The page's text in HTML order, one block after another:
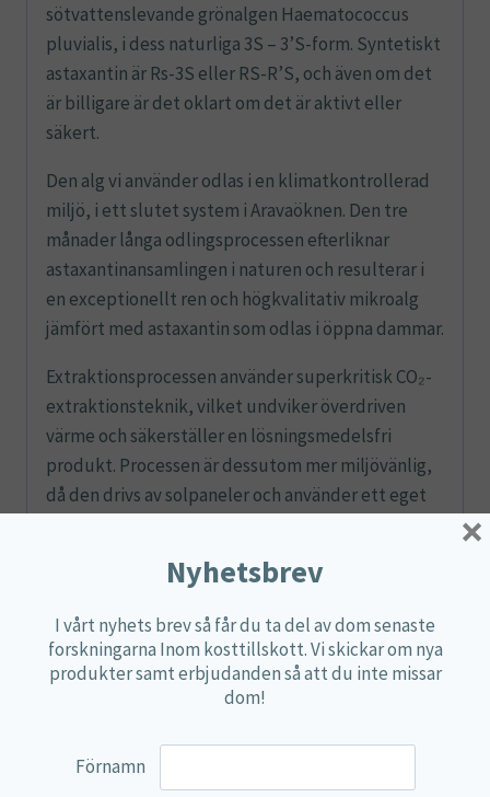
sötvattenslevande grönalgen Haematococcus
pluvialis, i dess naturliga 3S – 3’S-form. Syntetiskt
astaxantin är Rs-3S eller RS-R’S, och även om det
är billigare är det oklart om det är aktivt eller
säkert.
Den alg vi använder odlas i en klimatkontrollerad
miljö, i ett slutet system i Aravaöknen. Den tre
månader långa odlingsprocessen efterliknar
astaxantinansamlingen i naturen och resulterar i
en exceptionellt ren och högkvalitativ mikroalg
jämfört med astaxantin som odlas i öppna dammar.
Extraktionsprocessen använder superkritisk CO₂-
extraktionsteknik, vilket undviker överdriven
värme och säkerställer en lösningsmedelsfri
produkt. Processen är dessutom mer miljövänlig,
då den drivs av solpaneler och använder ett eget
Två kapslar ger hela 8 mg naturligt, aktivt
studier. Dessutom innehåller produkten naturligt
vitamin E, som bidrar till att skydda cellerna mot
oxidativ stress.
Näringsdeklaration
Nyhetsbrev
I vårt nyhets brev så får du ta del av dom senaste
forskningarna Inom kosttillskott. Vi skickar om nya
produkter samt erbjudanden så att du inte missar
dom!
Förnamn
×